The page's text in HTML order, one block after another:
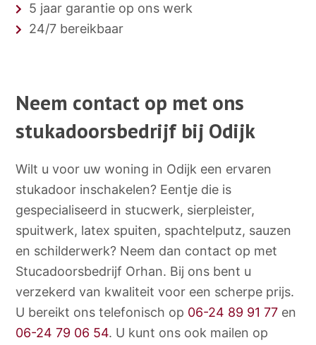
5 jaar garantie op ons werk
24/7 bereikbaar
Neem contact op met ons
stukadoorsbedrijf bij Odijk
Wilt u voor uw woning in Odijk een ervaren
stukadoor inschakelen? Eentje die is
gespecialiseerd in stucwerk, sierpleister,
spuitwerk, latex spuiten, spachtelputz, sauzen
en schilderwerk? Neem dan contact op met
Stucadoorsbedrijf Orhan. Bij ons bent u
verzekerd van kwaliteit voor een scherpe prijs.
U bereikt ons telefonisch op 06-24 89 91 77 en
06-24 79 06 54. U kunt ons ook mailen op